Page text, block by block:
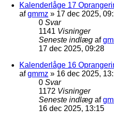
Kalenderlåge 17
afgmmz » 17 dec 2025,
0 Svar
1141 Visninger
Seneste indlæg af
17 dec 2025, 09:28
Kalenderlåge 16
afgmmz » 16 dec 2025,
0 Svar
1172 Visninger
Seneste indlæg af
16 dec 2025, 13:15